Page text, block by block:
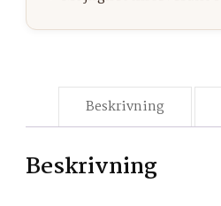
Beskrivning
Beskrivning